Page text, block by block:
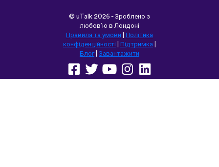
© uTalk 2026 - Зроблено з
любов’ю в Лондоні
Правила та умови
Політика
конфіденційності
Підтримка
Блог| Завантажити